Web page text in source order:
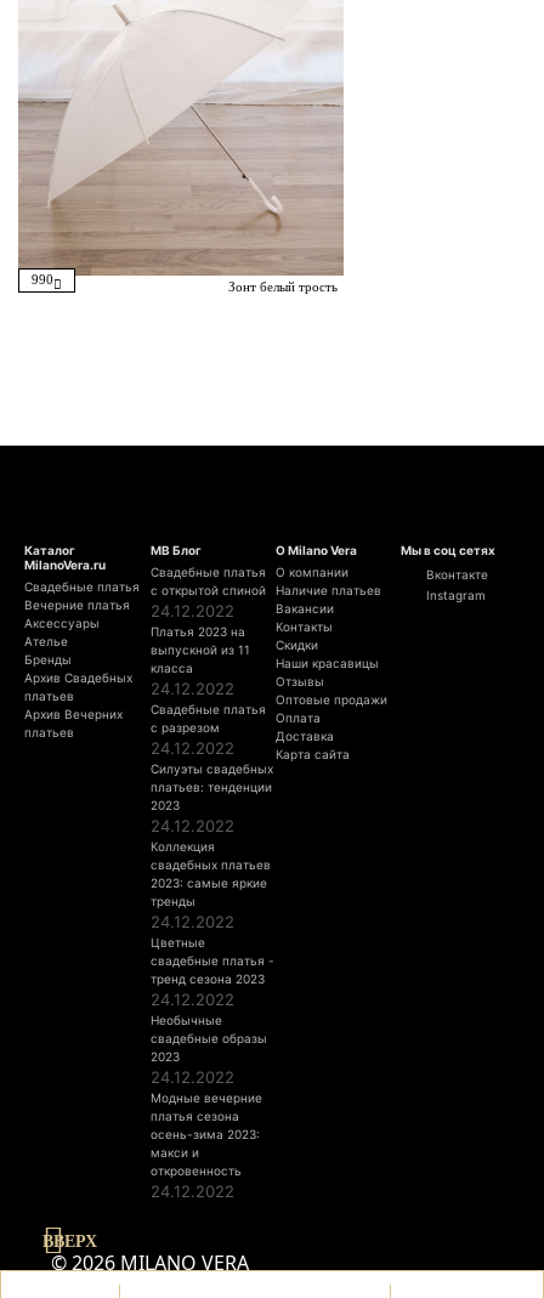
990 Зонт белый трость
Каталог
MilanoVera.ru
Свадебные платья
Вечерние платья
Аксессуары
Ателье
Бренды
Архив Свадебных
платьев
Архив Вечерних
платьев
МВ Блог
Свадебные платья
с открытой спиной
24.12.2022
Платья 2023 на
выпускной из 11
класса
24.12.2022
Свадебные платья
с разрезом
24.12.2022
Силуэты свадебных
платьев: тенденции
2023
24.12.2022
Коллекция
свадебных платьев
2023: самые яркие
тренды
24.12.2022
Цветные
свадебные платья -
тренд сезона 2023
24.12.2022
Необычные
свадебные образы
2023
24.12.2022
Модные вечерние
платья сезона
осень-зима 2023:
макси и
откровенность
24.12.2022
О Milano Vera
О компании
Наличие платьев
Вакансии
Контакты
Скидки
Наши красавицы
Отзывы
Оптовые продажи
Оплата
Доставка
Карта сайта
Мы в соц сетях
Вконтакте
Instagram
© 2026 MILANO VERA
ВВЕРХ